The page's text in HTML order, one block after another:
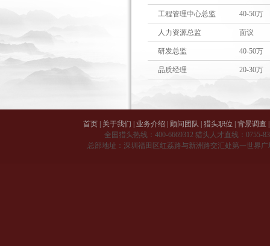
工程管理中心总监 40-50万
人力资源总监 面议
研发总监 40-50万
品质经理 20-30万
首页 关于我们 业务介绍 顾问团队 猎头职位 背景调查
全国猎头热线： 400-6669312 猎头人才直线： 0755-
总部地址：深圳福田区红荔路与新洲路交汇处第一世界